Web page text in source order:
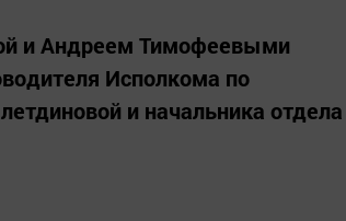
и Андреем Тимофеевыми
Исполкома по
и начальника отдела